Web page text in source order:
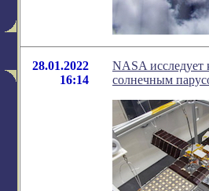
28.01.2022
16:14
NASA
солнечным